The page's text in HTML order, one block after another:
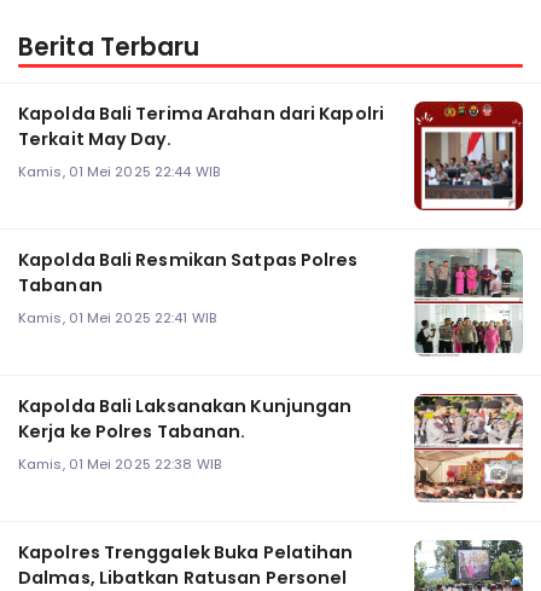
Berita Terbaru
Kapolda Bali Terima Arahan dari Kapolri
Terkait May Day.
Kamis, 01 Mei 2025 22:44 WIB
Kapolda Bali Resmikan Satpas Polres
Tabanan
Kamis, 01 Mei 2025 22:41 WIB
Kapolda Bali Laksanakan Kunjungan
Kerja ke Polres Tabanan.
Kamis, 01 Mei 2025 22:38 WIB
Kapolres Trenggalek Buka Pelatihan
Dalmas, Libatkan Ratusan Personel